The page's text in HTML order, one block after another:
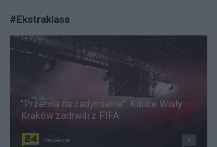
#Ekstraklasa
"Przerwa na zadymienie". Kibice Wisły
Kraków zadrwili z FIFA
Redakcja 6